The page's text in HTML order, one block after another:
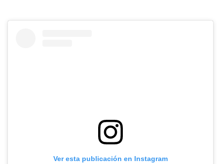
Ver esta publicación en Instagram